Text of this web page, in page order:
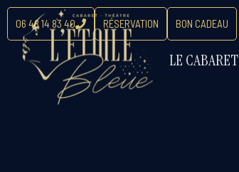
06 48 14 83 40 RÉSERVATION BON CADEAU
LE CABARET